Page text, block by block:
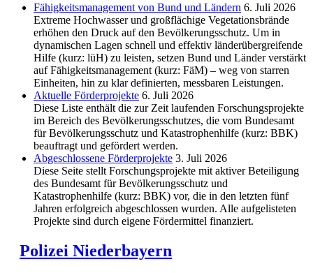
Fähigkeitsmanagement von Bund und Ländern 6. Juli 2026
Extreme Hochwasser und großflächige Vegetationsbrände
erhöhen den Druck auf den Bevölkerungsschutz. Um in
dynamischen Lagen schnell und effektiv länderübergreifende
Hilfe (kurz: lüH) zu leisten, setzen Bund und Länder verstärkt
auf Fähigkeitsmanagement (kurz: FäM) – weg von starren
Einheiten, hin zu klar definierten, messbaren Leistungen.
Aktuelle Förderprojekte 6. Juli 2026
Diese Liste enthält die zur Zeit laufenden Forschungsprojekte
im Bereich des Be­völkerungs­schutzes, die vom Bundesamt
für Bevölkerungsschutz und Katastrophenhilfe (kurz: BBK)
beauftragt und gefördert werden.
Abgeschlos­sene Förderprojekte 3. Juli 2026
Diese Seite stellt Forschungsprojekte mit aktiver Beteiligung
des Bundesamt für Bevölkerungsschutz und
Katastrophenhilfe (kurz: BBK) vor, die in den letzten fünf
Jahren erfolgreich abgeschlossen wurden. Alle aufgelisteten
Projekte sind durch eigene Fördermittel finanziert.
Polizei Niederbayern